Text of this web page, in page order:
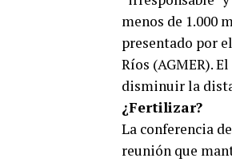
menos de 1.000
presentado por
Ríos (AGMER).
disminuir la
¿Fertilizar?
La conferencia
reunión que